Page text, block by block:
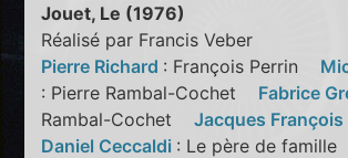
Jouet, Le (1976)
Réalisé par Francis Veber
Pierre Richard : François Perrin
: Pierre Rambal-Cochet Fabrice
Rambal-CochetJacques François
Daniel Ceccaldi : Le père de famille